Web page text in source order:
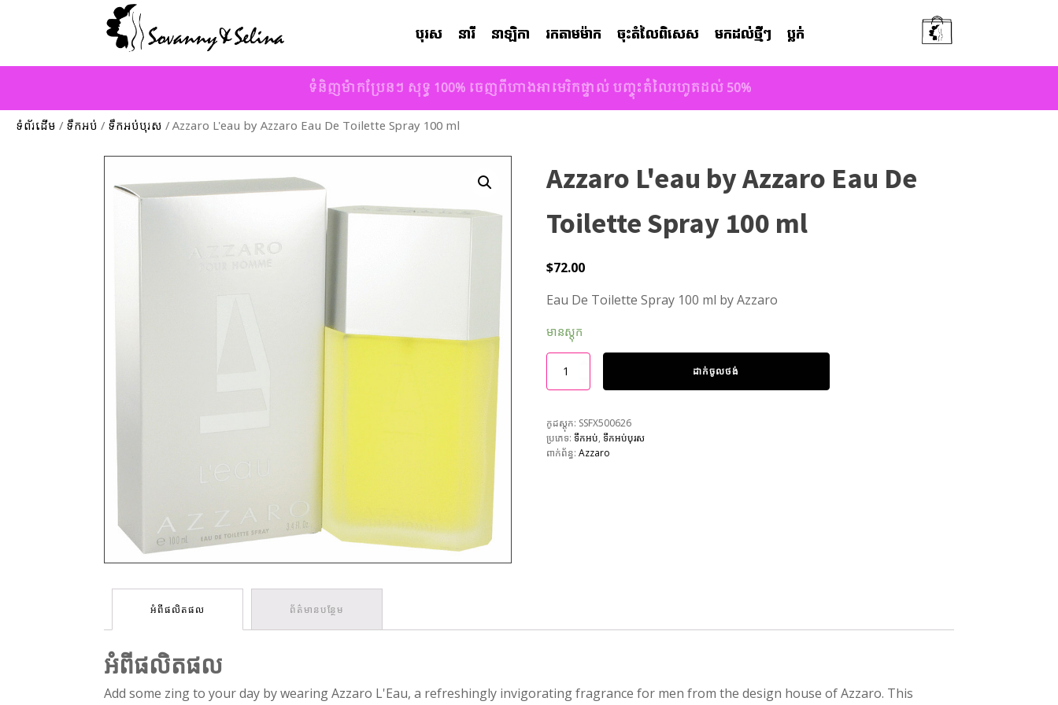
បុរស នារី នាឡិកា រកតាមម៉ាក ចុះតំលៃពិសេស មកដល់ថ្មីៗ ប្លក់
ទំនិញម៉ាកប្រែនៗ សុទ្ធ 100% ចេញពីហាងអាមេរិកផ្ទាល់ បញ្ចុះតំលៃរហូតដល់ 50%
ទំព័រដើម / ទឹកអប់ / ទឹកអប់បុរស / Azzaro L'eau by Azzaro Eau De Toilette Spray 100 ml
Azzaro L'eau by Azzaro Eau De
Toilette Spray 100 ml
$72.00
Eau De Toilette Spray 100 ml by Azzaro
មានស្តុក
ដាក់ចូលថង់
កូដស្តុក: SSFX500626
ប្រភេទ: ទឹកអប់, ទឹកអប់បុរស
ពាក់ព័ន្ធ: Azzaro
អំពីផលិតផល ព័ត៌មានបន្ថែម
អំពីផលិតផល
Add some zing to your day by wearing Azzaro L'Eau, a refreshingly invigorating fragrance for men from the design house of Azzaro. This